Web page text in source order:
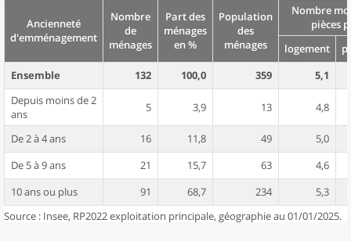
Ancienneté
d'emménagement
Nombre
de
ménages
Part des
ménages
en %
Population
des
ménages
Nombre
pièces
logement
Ensemble
132 100,0 359
5,1
Depuis moins de 2
ans
5 3,9 13 4,8
De 2 à 4 ans 16 11,8 49
5,0
De 5 à 9 ans
21 15,7 63
4,6
10 ans ou plus
91 68,7 234
5,3
Source : Insee, RP2022 exploitation principale, géographie au 01/01/2025.